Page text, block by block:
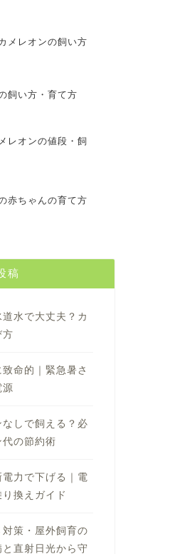
メレオンの飼い方
飼い方・育て方
レオンの値段・飼
赤ちゃんの育て方
稿
水で大丈夫？カ
方
命的｜緊急暑さ
源
しで飼える？必
の節約術
力で下げる｜電
換えガイド
策・屋外飼育の
直射日光から守